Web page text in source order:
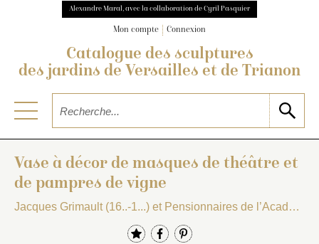
Alexandre Maral, avec la collaboration de Cyril Pasquier
Mon compte Connexion
Catalogue des sculptures
des jardins de Versailles et de Trianon
Vase à décor de masques de théâtre et
de pampres de vigne
Jacques Grimault (16..-1...) et Pensionnaires de l’Académie de France à Rome